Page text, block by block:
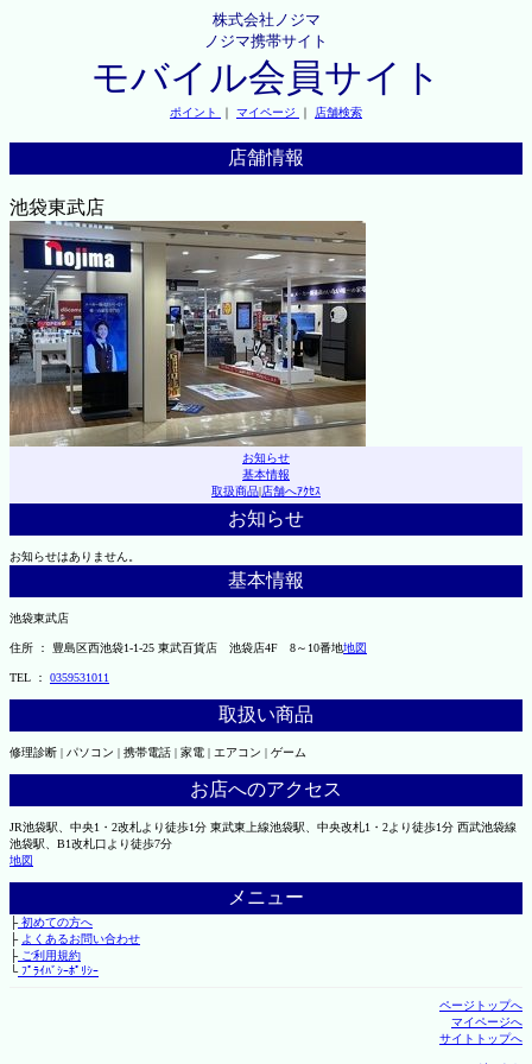
株式会社ノジマ
ノジマ携帯サイト
モバイル会員サイト
ポイント ｜ マイページ ｜ 店舗検索
店舗情報
池袋東武店
お知らせ
基本情報
取扱商品|店舗へｱｸｾｽ
お知らせ
お知らせはありません。
基本情報
池袋東武店
住所 ： 豊島区西池袋1-1-25 東武百貨店 池袋店4F 8～10番地地図
TEL ： 0359531011
取扱い商品
修理診断 | パソコン | 携帯電話 | 家電 | エアコン | ゲーム
お店へのアクセス
JR池袋駅、中央1・2改札より徒歩1分 東武東上線池袋駅、中央改札1・2より徒歩1分 西武池袋線
池袋駅、B1改札口より徒歩7分
地図
メニュー
├初めての方へ
├ よくあるお問い合わせ
├ご利用規約
└ﾌﾟﾗｲﾊﾞｼｰﾎﾟﾘｼｰ
ページトップへ
マイページへ
サイトトップへ